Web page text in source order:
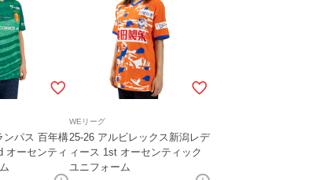
ンパス 百年構
オーセンティ
WEリーグ
25-26 アルビレックス新潟レデ
ィース 1st オーセンティック
ユニフォーム